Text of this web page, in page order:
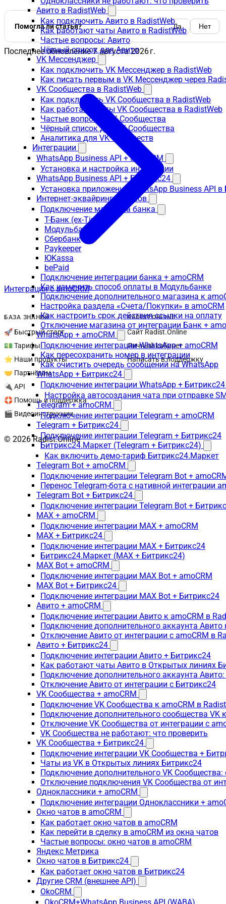
Авито в RadistWeb
Как подключить Авито в RadistWeb
Как работают чаты Авито в RadistWeb
Частые вопросы: Авито
Чёрный список для Авито
VK Мессенджер
Как подключить VK Мессенджер в RadistWeb
Как писать первым в VK Мессенджер через
VK Сообщества в RadistWeb
Как подключить VK Сообщества в RadistWeb
Как работают чаты VK Сообщества в RadistWeb
Частые вопросы: VK Сообщества
Чёрный список для VK Сообщества
Аналитика для VK Сообществ
Интеграции
WhatsApp Business API + amoCRM
Установка и настройка интеграции
WhatsApp Business API + Битрикс24
Установка приложения WhatsApp Business API
Интернет-эквайринги банков
Подключение магазина банка
Т-Банк (ex-Tinkoff)
Модульбанк
Сбербанк
Paykeeper
ЮKassa
bePaid
Подключение интеграции банка + amoCRM
Как изменить способ оплаты в Модульбанке
Подключение дополнительного магазина к
Настройка раздела «Счета/Покупки» в amoCRM
Как настроить срок действия ссылки на оплату
Отключение магазина от интеграции Банк +
WhatsApp + amoCRM
Подключение интеграции WhatsApp + amoCRM
Как пересохранить номер в интеграции
Как очистить очередь сообщений на WhatsApp
WhatsApp + Битрикс24
Подключение интеграции WhatsApp + Битрикс24
Настройка автосоздания чата при отправке
Telegram + amoCRM
Подключение интеграции Telegram + amoCRM
Telegram + Битрикс24
Подключение интеграции Telegram + Битрикс24
Битрикс24.Маркет (Telegram + Битрикс24)
Как включить демо-тариф Битрикс24.Маркет
Telegram Bot + amoCRM
Подключение интеграции Telegram Bot +
Перенос Telegram-бота с нативной интеграции
Telegram Bot + Битрикс24
Подключение интеграции Telegram Bot +
MAX + amoCRM
Подключение интеграции MAX + amoCRM
MAX + Битрикс24
Подключение интеграции MAX + Битрикс24
Битрикс24.Маркет (MAX + Битрикс24)
MAX Bot + amoCRM
Подключение интеграции MAX Bot + amoCRM
MAX Bot + Битрикс24
Подключение интеграции MAX Bot + Битрикс24
Авито + amoCRM
Подключение интеграции Авито к amoCRM в
Подключение дополнительного аккаунта Авито
Отключение Авито от интеграции с amoCRM в
Авито + Битрикс24
Подключение интеграции Авито + Битрикс24
Как работают чаты Авито в Открытых линиях
Подключение дополнительного аккаунта
Отключение Авито от интеграции с Битрикс24
VK Сообщества + amoCRM
Подключение VK Сообщества к amoCRM в
Подключение дополнительного сообщества VK
Отключение VK Сообщества от интеграции с
VK Сообщества не работают: что проверить
VK Сообщества + Битрикс24
Подключение интеграции VK Сообщества +
Чаты из VK в Открытых линиях Битрикс24
Подключение дополнительного VK
Отключение подключения VK Сообщества от
Одноклассники + amoCRM
Подключение интеграции Одноклассники +
Окно чатов в amoCRM
Как работает окно чатов в amoCRM
Как перейти в сделку в amoCRM из окна чатов
Частые вопросы: окно чатов в amoCRM
Яндекс Метрика
Окно чатов в Битрикс24
Как работает окно чатов в Битрикс24
Другие CRM (внешнее API)
OkoCRM
Помогла ли статья? Да Нет
Последнее обновление7 августа 2026 г.
Интеграция с amoCRM
БАЗА ЗНАНИЙ
🚀 Быстрый старт
💵 Тарифы
⭐ Наши продукты
🤝 Партнёрам
🔌 API
🛟 Помощь и поддержка
🎬 Видеоинструкции
RADIST.ONLINE
Сайт Radist.Online
Личный кабинет
Написать в поддержку
© 2026 Radist.Online